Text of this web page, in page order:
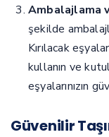
Ambalajlama
şekilde
Kırılacak
kullanın ve
eşyalarınızın
Güvenilir